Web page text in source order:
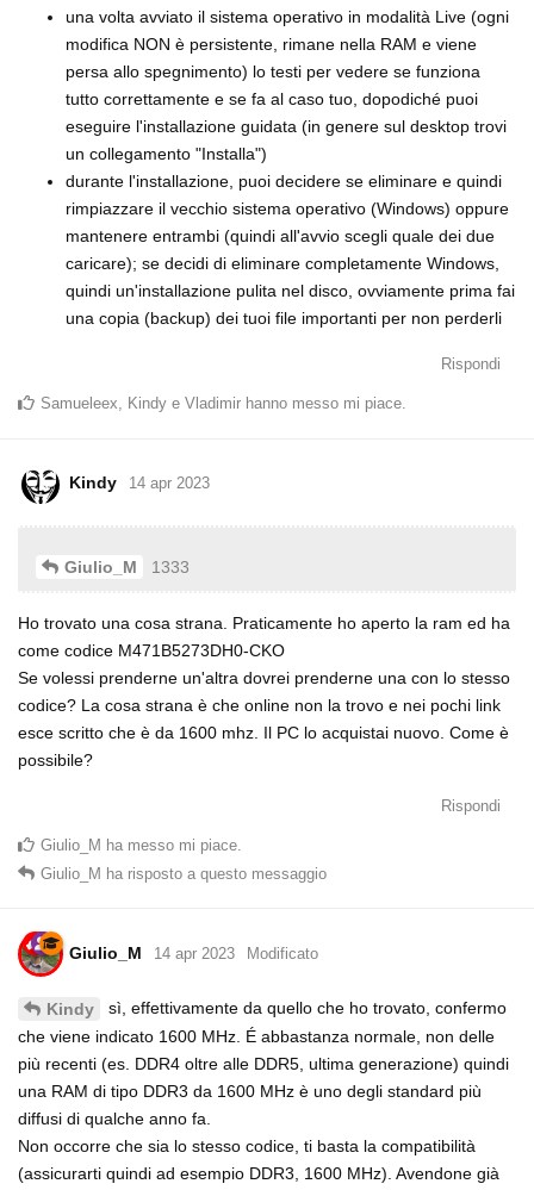
una volta avviato il sistema operativo in modalità Live (ogni
modifica NON è persistente, rimane nella RAM e viene
persa allo spegnimento) lo testi per vedere se funziona
tutto correttamente e se fa al caso tuo, dopodiché puoi
eseguire l'installazione guidata (in genere sul desktop trovi
un collegamento "Installa")
durante l'installazione, puoi decidere se eliminare e quindi
rimpiazzare il vecchio sistema operativo (Windows) oppure
mantenere entrambi (quindi all'avvio scegli quale dei due
caricare); se decidi di eliminare completamente Windows,
quindi un'installazione pulita nel disco, ovviamente prima fai
una copia (backup) dei tuoi file importanti per non perderli
Rispondi
Samueleex Kindy e Vladimir hanno messo mi piace
Kindy 14 apr 2023
Giulio_M 1333
Ho trovato una cosa strana. Praticamente ho aperto la ram ed ha
come codice M471B5273DH0-CKO
Se volessi prenderne un'altra dovrei prenderne una con lo stesso
codice? La cosa strana è che online non la trovo e nei pochi link
esce scritto che è da 1600 mhz. Il PC lo acquistai nuovo. Come è
possibile?
Rispondi
Giulio_M ha messo mi piace.
Giulio_M ha risposto a questo messaggio
Giulio_M 14 apr 2023 Modificato
Kindy
sì, effettivamente da quello che ho trovato, confermo
che viene indicato 1600 MHz. É abbastanza normale, non delle
più recenti (es. DDR4 oltre alle DDR5, ultima generazione) quindi
una RAM di tipo DDR3 da 1600 MHz è uno degli standard più
diffusi di qualche anno fa.
Non occorre che sia lo stesso codice, ti basta la compatibilità
(assicurarti quindi ad esempio DDR3, 1600 MHz). Avendone già